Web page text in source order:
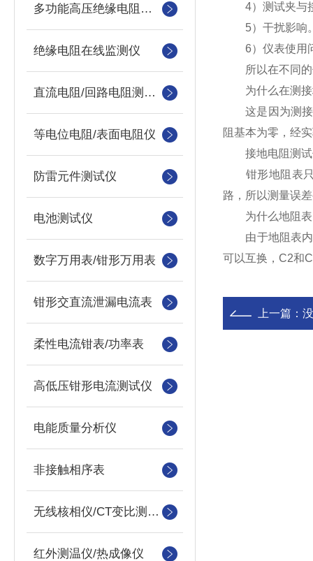
多功能高压绝缘电阻测试仪
绝缘电阻在线监测仪
直流电阻/回路电阻测试仪
等电位电阻/表面电阻仪
防雷元件测试仪
电池测试仪
数字万用表/钳形万用表
钳形交直流泄漏电流表
柔性电流钳表/功率表
高低压钳形电流测试仪
电能质量分析仪
非接触相序表
无线核相仪/CT变比测试仪
红外测温仪/热成像仪
4）测试夹与接
5）干扰影响。
6）仪表使用问
所以在不同的
为什么在测接
这是因为测接
阻基本为零，经
接地电阻测试
钳形地阻表只
路，所以测量误
为什么地阻表
由于地阻表内
可以互换，C2和
上一篇：